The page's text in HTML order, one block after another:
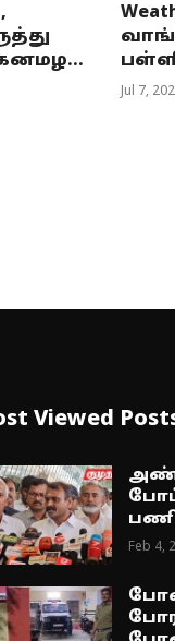
Jul 7,
Viewed
Feb 4,